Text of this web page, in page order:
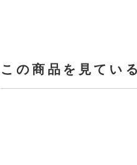
この商品を見てい